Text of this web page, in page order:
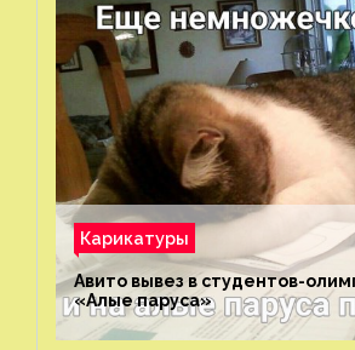
Карикатуры
Авито вывез в студентов-
«Алые паруса»⁠⁠